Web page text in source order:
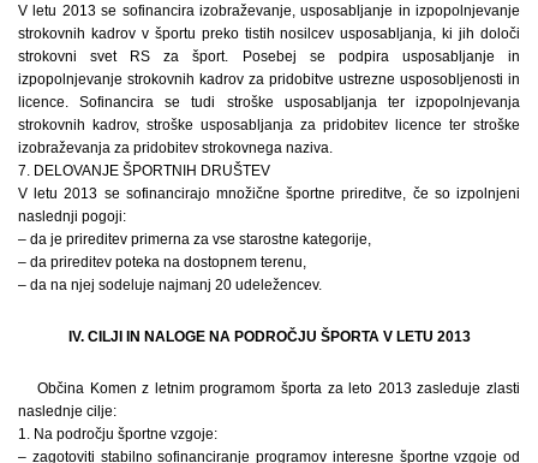
V letu 2013 se sofinancira izobraževanje, usposabljanje in izpopolnjevanje
strokovnih kadrov v športu preko tistih nosilcev usposabljanja, ki jih določi
strokovni svet RS za šport. Posebej se podpira usposabljanje in
izpopolnjevanje strokovnih kadrov za pridobitve ustrezne usposobljenosti in
licence. Sofinancira se tudi stroške usposabljanja ter izpopolnjevanja
strokovnih kadrov, stroške usposabljanja za pridobitev licence ter stroške
izobraževanja za pridobitev strokovnega naziva.
7. DELOVANJE ŠPORTNIH DRUŠTEV
V letu 2013 se sofinancirajo množične športne prireditve, če so izpolnjeni
naslednji pogoji:
– da je prireditev primerna za vse starostne kategorije,
– da prireditev poteka na dostopnem terenu,
– da na njej sodeluje najmanj 20 udeležencev.
IV. CILJI IN NALOGE NA PODROČJU ŠPORTA V LETU 2013
Občina Komen z letnim programom športa za leto 2013 zasleduje zlasti
naslednje cilje:
1. Na področju športne vzgoje:
– zagotoviti stabilno sofinanciranje programov interesne športne vzgoje od